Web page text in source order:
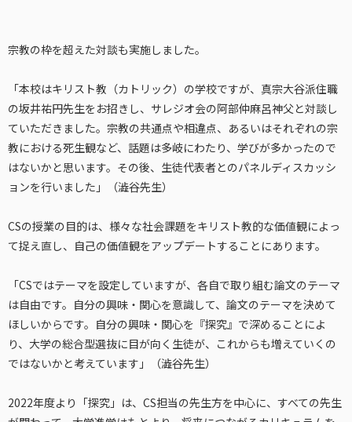
宗教の枠を超えた対談も実施しました。
「本校はキリスト教（カトリック）の学校ですが、真宗大谷派住職
の坂井祐円先生をお招きし、サレジオ会の阿部仲麻呂神父と対談し
ていただきました。宗教の共通点や相違点、あるいはそれぞれの宗
教における死生観など、話題は多岐にわたり、学びが多かったので
はないかと思います。その後、生徒代表者とのパネルディスカッシ
ョンを行いました」（澁谷先生）
CSの授業の目的は、様々な社会課題をキリスト教的な価値観によっ
て捉え直し、自己の価値観をアップデートすることにあります。
「CSではテーマを設定していますが、各自で取り組む論文のテーマ
は自由です。自分の興味・関心を意識して、論文のテーマを決めて
ほしいからです。自分の興味・関心を『探究』で深めることによ
り、大学の総合型選抜に目が向く生徒が、これからも増えていくの
ではないかと考えています」（澁谷先生）
2022年度より「探究」は、CS担当の先生方を中心に、すべての先生